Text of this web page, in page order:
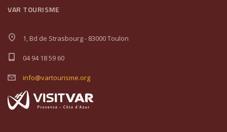
VAR TOURISME
1, Bd de Strasbourg - 83000 Toulon
04 94 18 59 60
info@vartourisme.org